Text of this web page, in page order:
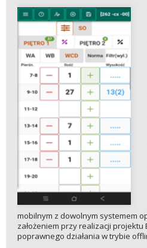
mobilnym z dowolnym systemem
założeniem przy realizacji
poprawnego działania w trybie